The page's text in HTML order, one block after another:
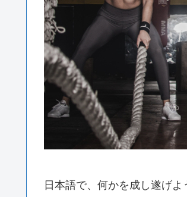
日本語で、何かを成し遂げ